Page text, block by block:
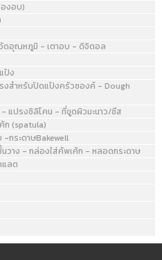
งอบ)
วัดอุณหภูมิ - เตาอบ - ดิจิตอล
ป้ง
งสำหรับปัดแป้งครัวซองค์ - Dough
แปรงซิลิโคน - ที่ขูดผิวมะนาว/ชีส
ก (spatula)
กระดาษBakewell
วาง - กล่องใส่คัพเค้ก - หลอดกระดาษ
ลต